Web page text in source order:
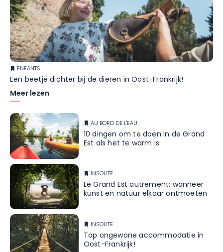
ENFANTS
Een beetje dichter bij de dieren in Oost-Frankrijk!
Meer lezen
AU BORD DE L'EAU
10 dingen om te doen in de Grand
Est als het te warm is
INSOLITE
Le Grand Est autrement: wanneer
kunst en natuur elkaar ontmoeten
INSOLITE
Top ongewone accommodatie in
Oost-Frankrijk!